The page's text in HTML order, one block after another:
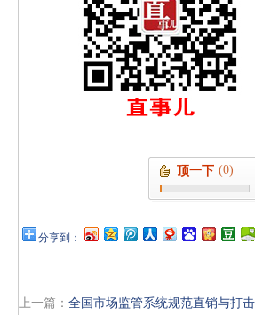
顶一下 (0)
分享到：
上一篇： 全国市场监管系统规范直销与打